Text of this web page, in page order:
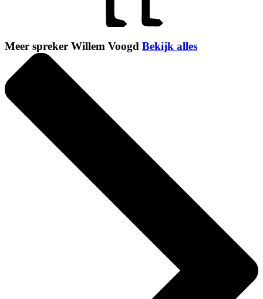
Meer spreker Willem Voogd Bekijk alles